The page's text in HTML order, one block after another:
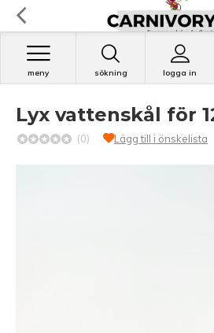
sökning logga in
meny
Lyx vattenskål för
(0) Lägg till i önskelista